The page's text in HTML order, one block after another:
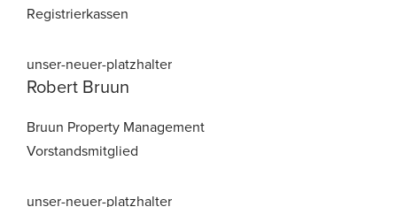
Registrierkassen
Robert Bruun
Bruun Property Management
Vorstandsmitglied